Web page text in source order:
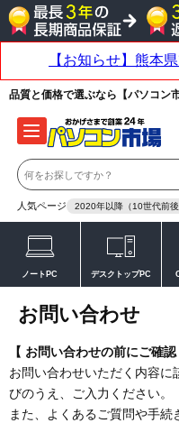
品質と価格で選ぶなら【パソコン
人気ページ 2020年以降（10世代前後
ノートPC デスクトップPC
お問い合わせ
【 お問い合わせの前にご確認
お問い合わせいただく内容に
びのうえ、ご入力ください。
また、よくあるご質問や手